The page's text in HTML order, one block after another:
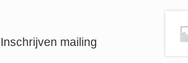
Inschrijven mailing